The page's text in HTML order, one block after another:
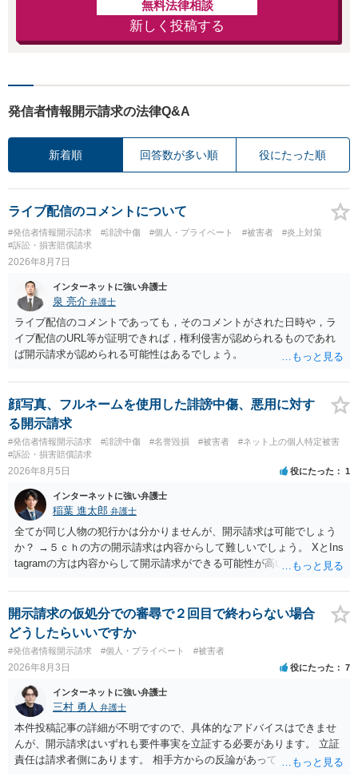
無料法律相談
新しく投稿する
発信者情報開示請求の法律Q&A
新着順 回答数が多い順 役にたった順
ライブ配信のコメントについて
#発信者情報開示請求 #誹謗中傷 #個人・プライベート #被害者
#炎上対策
#訴訟・損害賠償請求
2026年8月7日
インターネットに強い弁護士
泉 亮介 弁護士
ライブ配信のコメントであっても，そのコメントがされた日時や，ラ
イブ配信のURL等が証明できれば，権利侵害が認められるものであれ
ば開示請求が認められる可能性はあるでしょう。
顔写真、フルネームを使用した誹謗中傷、悪用に対す
る開示請求
#発信者情報開示請求 #誹謗中傷 #名誉毀損 #被害者
#ネット上の個人特定被害
#訴訟・損害賠償請求
2026年8月5日 役にたった 1
インターネットに強い弁護士
稲葉 進太郎 弁護士
全てが同じ人物の犯行かは分かりませんが、開示請求は可能でしょう
か？ →５ｃｈの方の開示請求は内容からして難しいでしょう。 XとIns
tagramの方は内容からして開示請求ができる可能性が高いでしょう。
いでしょう。７月中にアカウントが削除されている場合、今から進め
ても失敗する可能性が高いように思われます。 相手を特定できた場
合、相手に全ての弁護士費用を負担させることは可能でしょうか？ →
訴訟外の交渉で相手方が認めれば負担させることができるでしょう。
訴訟で判決となった場合は、実際の弁護士費用が認められる場合と認
められない場合があり何ともいえないところでしょう。
開示請求の仮処分での審尋で２回目で終わらない場合
どうしたらいいですか
#発信者情報開示請求 #個人・プライベート #被害者
2026年8月3日 役にたった 7
インターネットに強い弁護士
三村 勇人 弁護士
本件投稿記事の詳細が不明ですので、具体的なアドバイスはできませ
んが、開示請求はいずれも要件事実を立証する必要があります。 立証
責任は請求者側にあります。 相手方からの反論があっても、裁判官が